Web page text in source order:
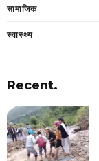
सामाजिक
स्वास्थ्य
Recent.